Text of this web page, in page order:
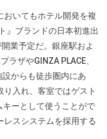
おいてもホテル開発を複
』ブランドの日本初進出
業予定だ。銀座駅およ
ラザやGINZA PLACE、
からも徒歩圏内にあ
り入れ、客室ではゲスト
ーとして使うことがで
レスシステムを採用する